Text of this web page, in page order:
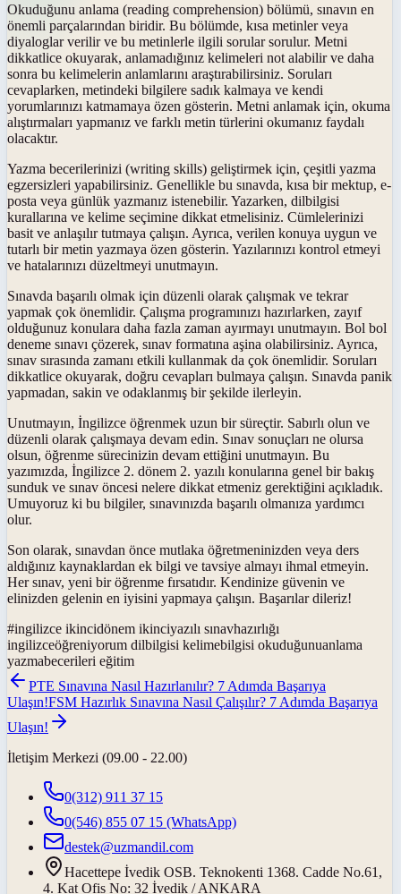
Okuduğunu anlama (reading comprehension) bölümü, sınavın en
önemli parçalarından biridir. Bu bölümde, kısa metinler veya
diyaloglar verilir ve bu metinlerle ilgili sorular sorulur. Metni
dikkatlice okuyarak, anlamadığınız kelimeleri not alabilir ve daha
sonra bu kelimelerin anlamlarını araştırabilirsiniz. Soruları
cevaplarken, metindeki bilgilere sadık kalmaya ve kendi
yorumlarınızı katmamaya özen gösterin. Metni anlamak için, okuma
alıştırmaları yapmanız ve farklı metin türlerini okumanız faydalı
olacaktır.
Yazma becerilerinizi (writing skills) geliştirmek için, çeşitli yazma
egzersizleri yapabilirsiniz. Genellikle bu sınavda, kısa bir mektup, e-
posta veya günlük yazmanız istenebilir. Yazarken, dilbilgisi
kurallarına ve kelime seçimine dikkat etmelisiniz. Cümlelerinizi
basit ve anlaşılır tutmaya çalışın. Ayrıca, verilen konuya uygun ve
tutarlı bir metin yazmaya özen gösterin. Yazılarınızı kontrol etmeyi
ve hatalarınızı düzeltmeyi unutmayın.
Sınavda başarılı olmak için düzenli olarak çalışmak ve tekrar
yapmak çok önemlidir. Çalışma programınızı hazırlarken, zayıf
olduğunuz konulara daha fazla zaman ayırmayı unutmayın. Bol bol
deneme sınavı çözerek, sınav formatına aşina olabilirsiniz. Ayrıca,
sınav sırasında zamanı etkili kullanmak da çok önemlidir. Soruları
dikkatlice okuyarak, doğru cevapları bulmaya çalışın. Sınavda panik
yapmadan, sakin ve odaklanmış bir şekilde ilerleyin.
Unutmayın, İngilizce öğrenmek uzun bir süreçtir. Sabırlı olun ve
düzenli olarak çalışmaya devam edin. Sınav sonuçları ne olursa
olsun, öğrenme sürecinizin devam ettiğini unutmayın. Bu
yazımızda, İngilizce 2. dönem 2. yazılı konularına genel bir bakış
sunduk ve sınav öncesi nelere dikkat etmeniz gerektiğini açıkladık.
Umuyoruz ki bu bilgiler, sınavınızda başarılı olmanıza yardımcı
olur.
Son olarak, sınavdan önce mutlaka öğretmeninizden veya ders
aldığınız kaynaklardan ek bilgi ve tavsiye almayı ihmal etmeyin.
Her sınav, yeni bir öğrenme fırsatıdır. Kendinize güvenin ve
elinizden gelenin en iyisini yapmaya çalışın. Başarılar dileriz!
#ingilizce ikincidönem ikinciyazılı sınavhazırlığı
ingilizceöğreniyorum dilbilgisi kelimebilgisi okuduğunuanlama
yazmabecerileri eğitim
PTE Sınavına Nasıl Hazırlanılır? 7 Adımda Başarıya
Ulaşın!FSM Hazırlık Sınavına Nasıl Çalışılır? 7 Adımda Başarıya
Ulaşın!
İletişim Merkezi (09.00 - 22.00)
0(312) 911 37 15
0(546) 855 07 15 (WhatsApp)
destek@uzmandil.com
Hacettepe İvedik OSB. Teknokenti 1368. Cadde No.61,
4. Kat Ofis No: 32 İvedik / ANKARA